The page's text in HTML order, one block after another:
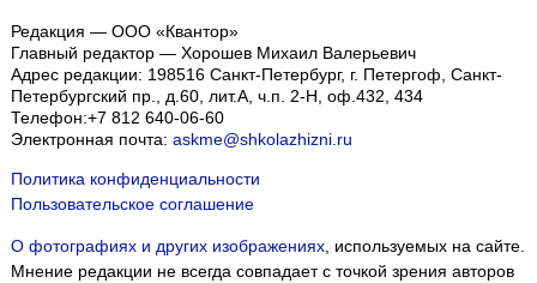
Редакция — ООО «Квантор»
Главный редактор — Хорошев Михаил Валерьевич
Адрес редакции: 198516 Санкт-Петербург, г. Петергоф, Санкт-
Петербургский пр., д.60, лит.А, ч.п. 2-Н, оф.432, 434
Телефон:+7 812 640-06-60
Электронная почта: askme@shkolazhizni.ru
Политика конфиденциальности
Пользовательское соглашение
О фотографиях и других изображениях, используемых на сайте.
Мнение редакции не всегда совпадает с точкой зрения авторов